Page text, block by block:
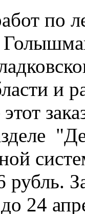
по
и
этот
24